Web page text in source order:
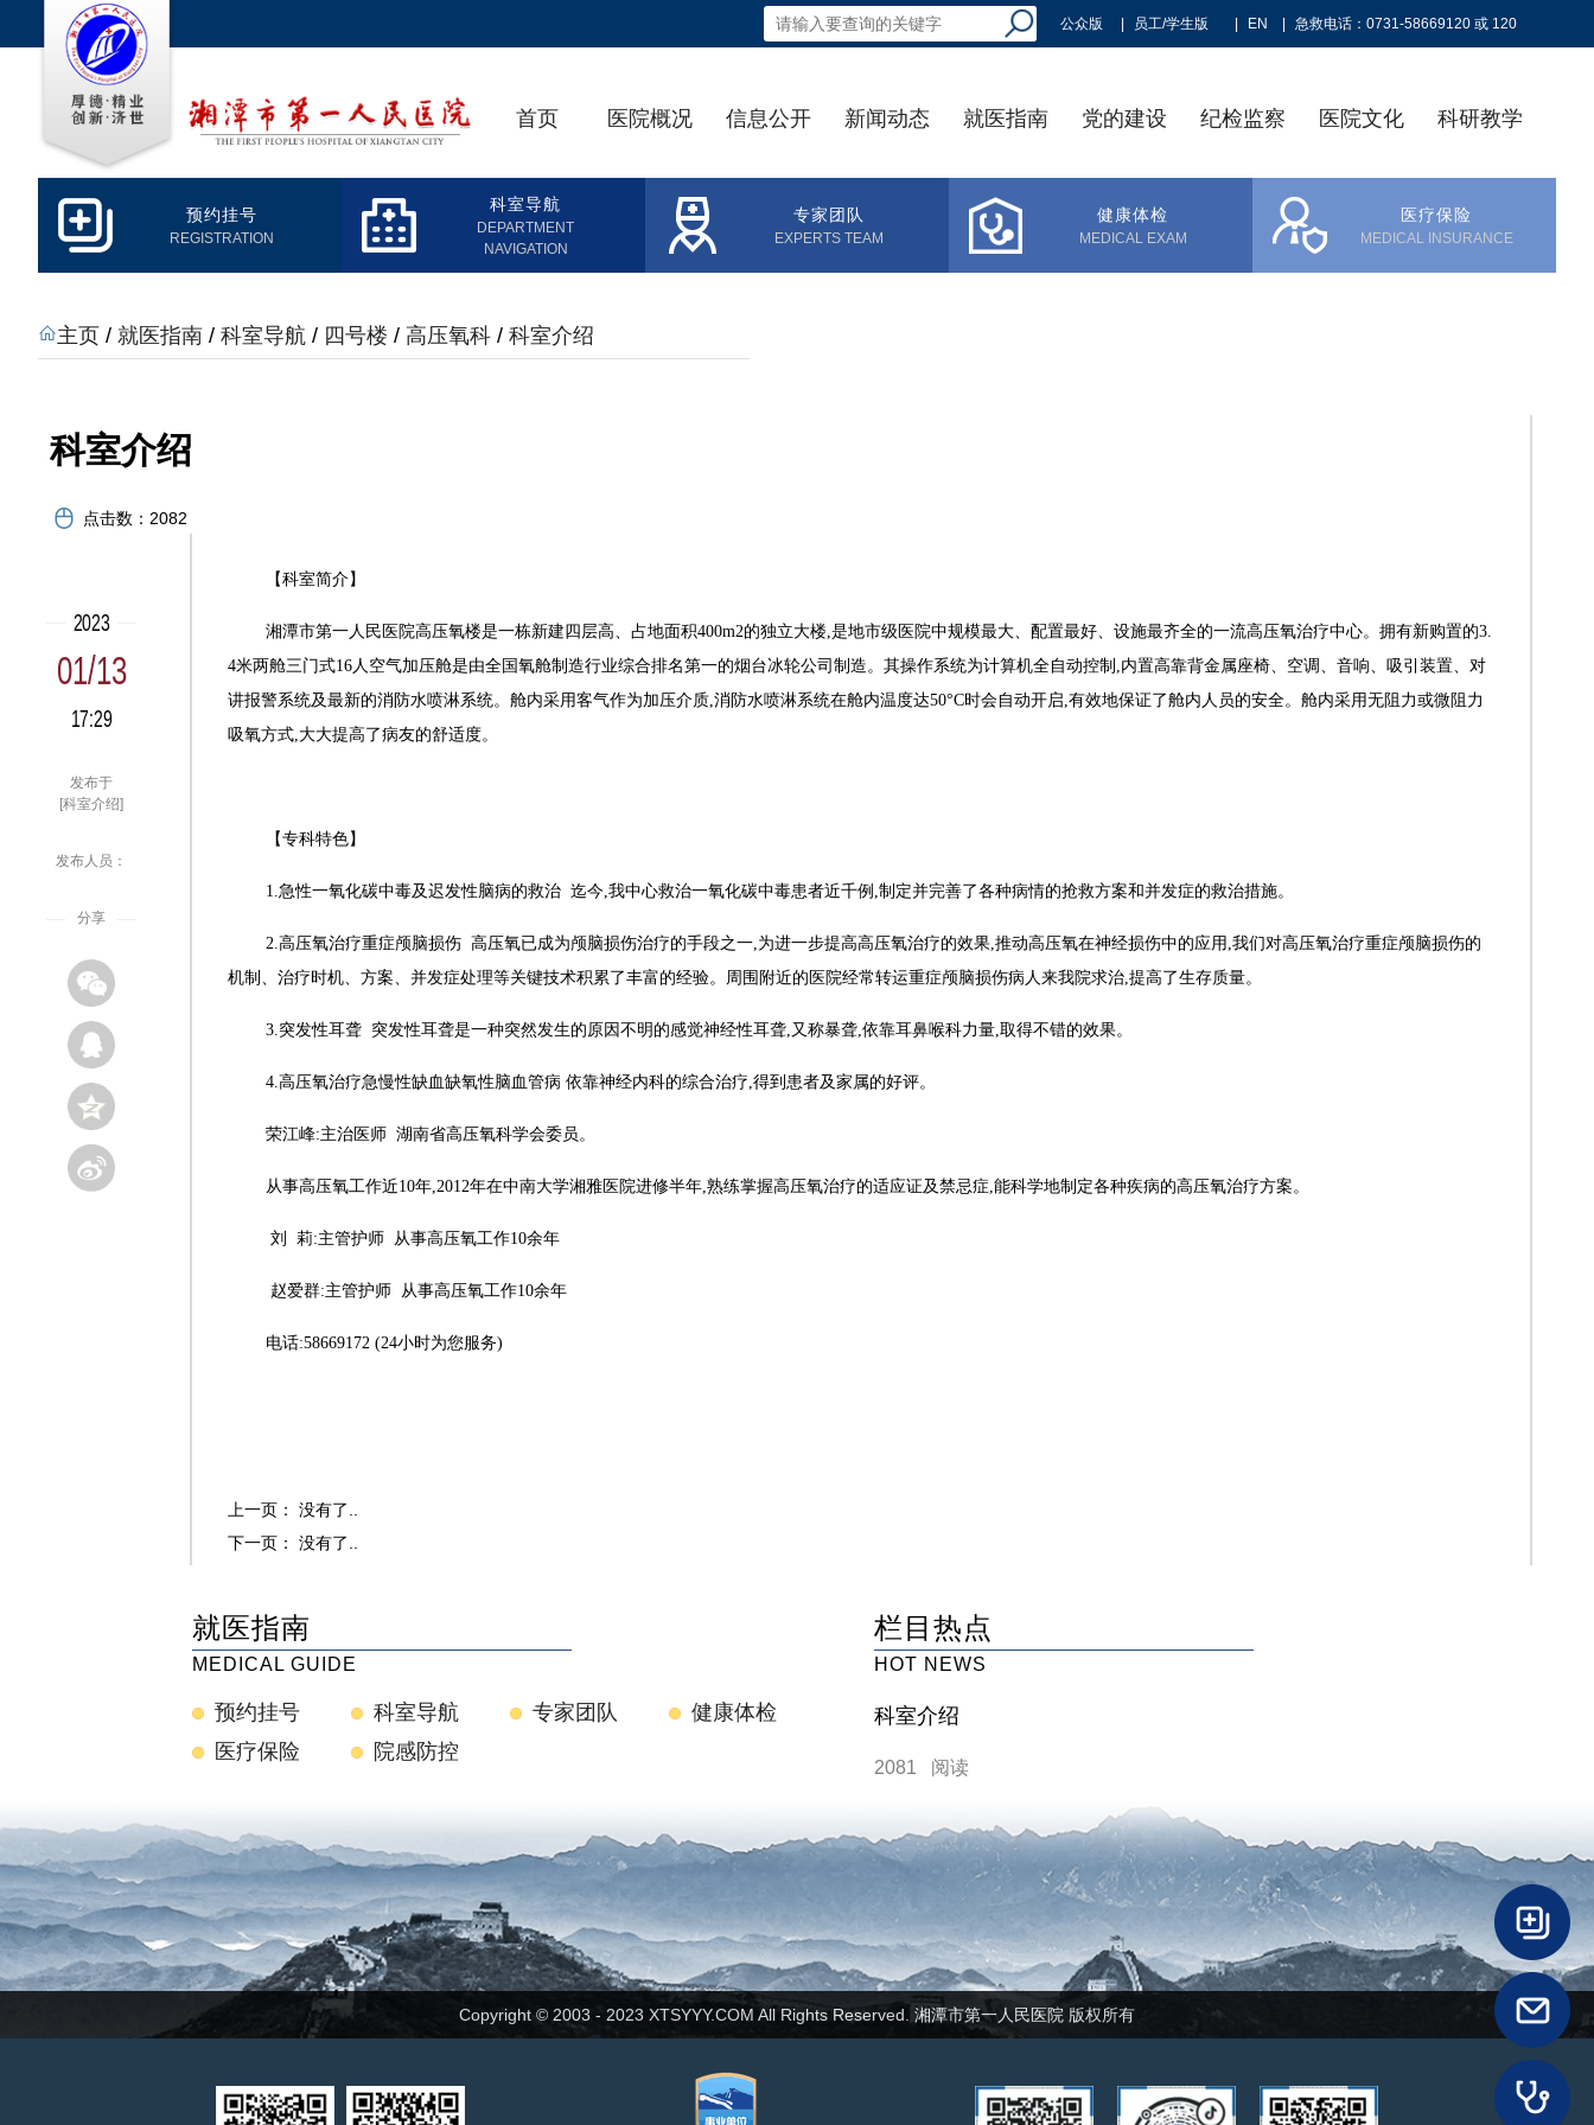
公众版 员工/学生版 EN 急救电话：0731-58669120 或 120
首页 医院概况 信息公开 新闻动态 就医指南 党的建设 纪检监察 医院文化 科研教学
预约挂号
REGISTRATION
科室导航
DEPARTMENT
NAVIGATION
专家团队
EXPERTS TEAM
健康体检
MEDICAL EXAM
医疗保险
MEDICAL INSURANCE
主页 / 就医指南 / 科室导航 / 四号楼 / 高压氧科 / 科室介绍
2023
01/13
17:29
发布于
[科室介绍]
发布人员：
分享
科室介绍
点击数： 2082
【科室简介】
湘潭市第一人民医院高压氧楼是一栋新建四层高、占地面积400m2的独立大楼,是地市级医院中规模最大、配置最好、设施最齐全的一流高压氧治疗中心。拥有新购置的3.
4米两舱三门式16 人空气加压舱是由全国氧舱制造行业综合排名第一的烟台冰轮公司制造。其操作系统为计算机全自动控制,内置高靠背金属座椅、空调、音响、吸引装置、对
讲报警系统及最新的消防水喷淋系统。舱内采用客气作为加压介质,消防水喷淋系统在舱内温度达50°C时会自动开启,有效地保证了舱内人员的安全。舱内采用无阻力或微阻力
吸氧方式,大大提高了病友的舒适度。
【专科特色】
1. 急性一氧化碳中毒及迟发性脑病的救治 迄今,我中心救治一氧化碳中毒患者近千例,制定并完善了各种病情的抢救方案和并发症的救治措施。
2. 高压氧治疗重症颅脑损伤 高压氧已成为颅脑损伤治疗的手段之一,为进一步提高高压氧治疗的效果,推动高压氧在神经损伤中的应用,我们对高压氧治疗重症颅脑损伤的
机制、治疗时机、方案、并发症处理等关键技术积累了丰富的经验。周围附近的医院经常转运重症颅脑损伤病人来我院求治,提高了生存质量。
3. 突发性耳聋 突发性耳聋是一种突然发生的原因不明的感觉神经性耳聋,又称暴聋,依靠耳鼻喉科力量,取得不错的效果。
4. 高压氧治疗急慢性缺血缺氧性脑血管病 依靠神经内科的综合治疗,得到患者及家属的好评。
荣江峰:主治医师 湖南省高压氧科学会委员。
从事高压氧工作近10年, 2012年在中南大学湘雅医院进修半年,熟练掌握高压氧治疗的适应证及禁忌症,能科学地制定各种疾病的高压氧治疗方案。
刘 莉:主管护师 从事高压氧工作10余年
赵爱群:主管护师 从事高压氧工作10余年
电话:58669172 (24小时为您服务)
上一页： 没有了..
下一页： 没有了..
就医指南
MEDICAL GUIDE
预约挂号 科室导航 专家团队
健康体检
医疗保险
院感防控
栏目热点
HOT NEWS
科室介绍
2081 阅读
Copyright © 2003 - 2023 XTSYYY.COM All Rights Reserved. 湘潭市第一人民医院 版权所有